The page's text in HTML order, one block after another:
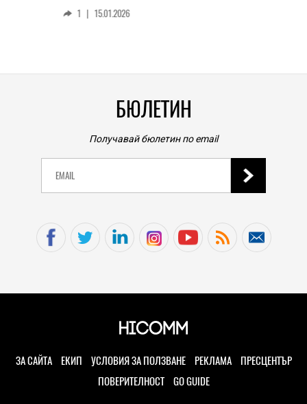
1 15.01.2026
БЮЛЕТИН
Получавай бюлетин по email
ЗА САЙТА ЕКИП УСЛОВИЯ ЗА ПОЛЗВАНЕ РЕКЛАМА
ПРЕСЦЕНТЪР
ПОВЕРИТЕЛНОСТ
GO GUIDE